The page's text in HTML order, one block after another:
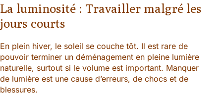
La luminosité : Travailler malgré les
jours courts
En plein hiver, le soleil se couche tôt. Il est rare de
pouvoir terminer un déménagement en pleine lumière
naturelle, surtout si le volume est important. Manquer
de lumière est une cause d’erreurs, de chocs et de
blessures.